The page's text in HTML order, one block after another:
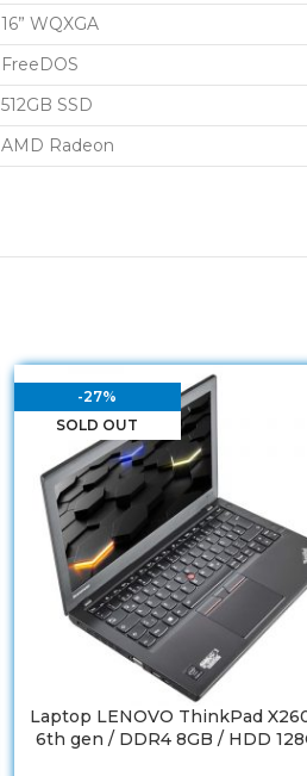
16” WQXGA
FreeDOS
512GB SSD
AMD Radeon
-27%
SOLD OUT
Laptop LENOVO ThinkPad
6th gen / DDR4 8GB / HDD